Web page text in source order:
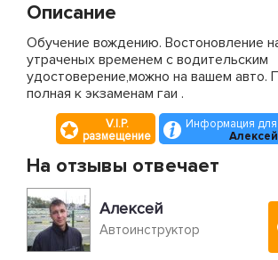
Описание
Обучение вождению. Востоновление
утраченых временем с водительским
удостоверение,можно на вашем авто.
полная к экзаменам гаи .
V.I.P.
размещение
Информация для
На отзывы отвечает
Алексей
Автоинструктор